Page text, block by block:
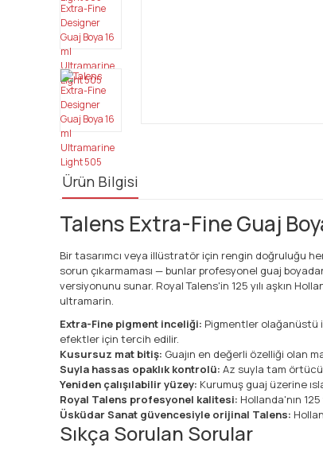
Ürün Bilgisi
Talens Extra-Fine Guaj
Bir tasarımcı veya illüstratör için rengin doğruluğu
sorun çıkarmaması — bunlar profesyonel guaj
versiyonunu sunar. Royal Talens'in 125 yılı aşkın
ultramarin.
Extra-Fine pigment inceliği: Pigmentler olağanüstü
efektler için tercih edilir.
Kusursuz mat bitiş: Guajın en değerli özelliği olan
Suyla hassas opaklık kontrolü: Az suyla tam
Yeniden çalışılabilir yüzey: Kurumuş guaj üzerine
Royal Talens profesyonel kalitesi: Hollanda'nın
Üsküdar Sanat güvencesiyle orijinal Talens:
Sıkça Sorulan Sorular